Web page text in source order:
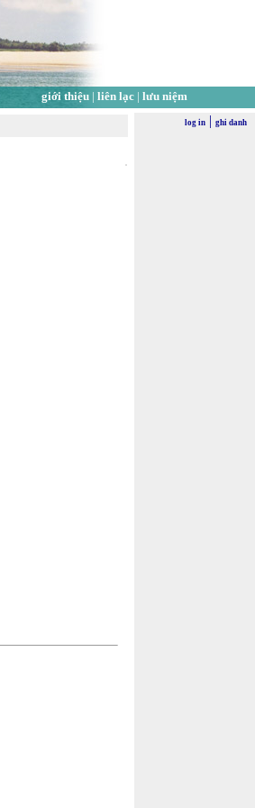
giới thiệu| liên lạc| lưu niệm
log in| ghi danh